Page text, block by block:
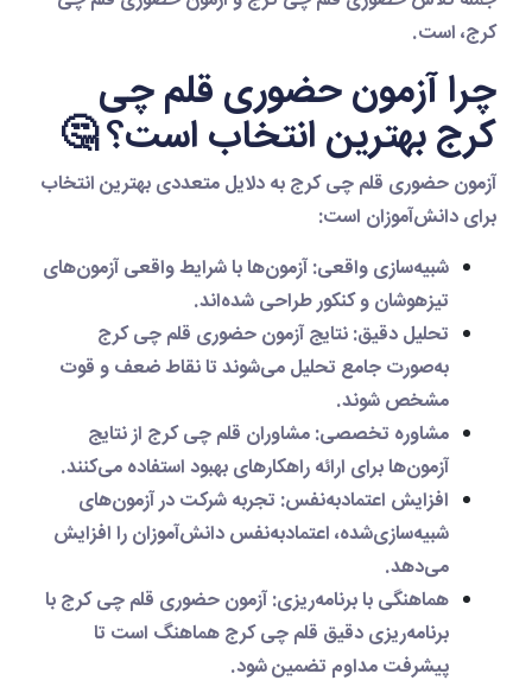
، است.
چرا آزمون حضوری قلم چی
کرج بهترین انتخاب است؟ 🤔
آزمون حضوری قلم چی کرجبه دلایل متعددی بهترین انتخاب
برای دانش‌آموزان است:
شبیه‌سازی واقعی: آزمون‌ها با شرایط واقعی آزمون‌های
تیزهوشان و کنکور طراحی شده‌اند.
تحلیل دقیق: نتایجآزمون حضوری قلم چی کرج
به‌صورت جامع تحلیل می‌شوند تا نقاط ضعف و قوت
مشخص شوند.
مشاوره تخصصی: مشاورانقلم چی کرجاز نتایج
آزمون‌ها برای ارائه راهکارهای بهبود استفاده می‌کنند.
افزایش اعتمادبه‌نفس: تجربه شرکت در آزمون‌های
شبیه‌سازی‌شده، اعتمادبه‌نفس دانش‌آموزان را افزایش
می‌دهد.
هماهنگی با برنامه‌ریزی:آزمون حضوری قلم چی کرجبا
برنامه‌ریزی دقیق قلم چی کرجهماهنگ است تا
پیشرفت مداوم تضمین شود.